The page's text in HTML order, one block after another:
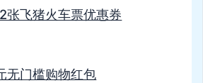
张飞猪火车票优惠券
无门槛购物红包